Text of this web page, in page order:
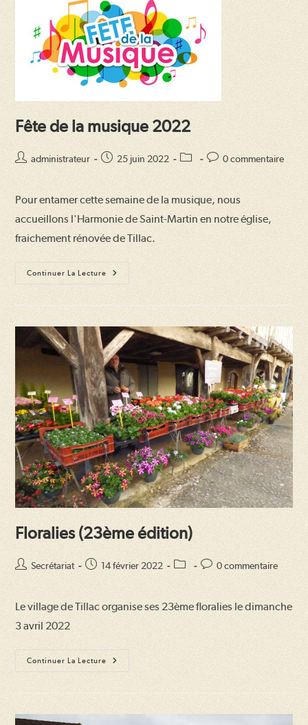
Fête de la musique 2022
Auteur/autrice
publication :
administrateur
Publication
25 juin 2022
Post
Commentaires
publication :
0 commentaire
Pour entamer cette semaine de la musique, nous
accueillons l'Harmonie de Saint-Martin en notre église,
fraichement rénovée de Tillac.
Continuer La Lecture
Fête
De
Musique
Floralies (23ème édition)
Auteur/autrice
publication :
Secrétariat
Publication
14 février 2022
Post
Commentaires
publication :
0 commentaire
Le village de Tillac organise ses 23ème floralies le dimanche
3 avril 2022
Continuer La Lecture
Floralies
(23ème